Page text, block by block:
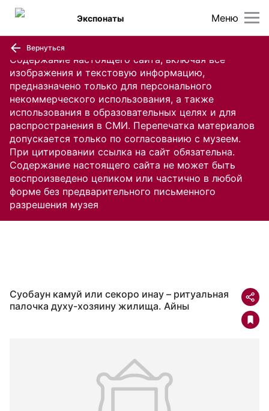
Содержание настоящего сайта, включая все
изображения и текстовую информацию,
предназначено только для персонального
некоммерческого использования, а также
использования в образовательных целях и для
распространения в СМИ. Перепечатка материалов
допускается только по согласованию с музеем.
При цитировании ссылка на сайт обязательна.
Содержание настоящего сайта не может быть
воспроизведено целиком или частично в любой
форме без предварительного письменного
разрешения музея
Меню
Экспонаты
Вернуться
Суобаун камуй или секоро инау – ритуальная
палочка духу-хозяину жилища. Айны